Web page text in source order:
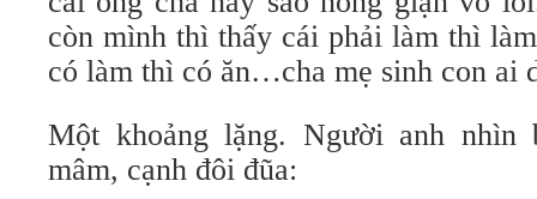
còn mình thì thấy cái phải làm thì
có làm thì có ăn…cha mẹ sinh con ai
Một khoảng lặng. Người anh nhìn
mâm, cạnh đôi đũa: